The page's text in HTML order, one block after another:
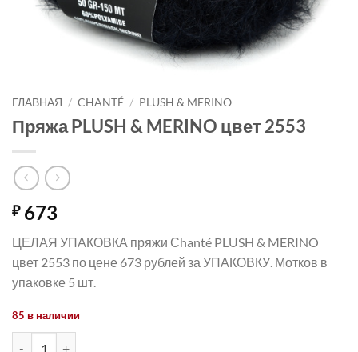
ГЛАВНАЯ / CHANTÉ / PLUSH & MERINO
Пряжа PLUSH & MERINO цвет 2553
₽673
ЦЕЛАЯ УПАКОВКА пряжи Сhanté PLUSH & MERINO
цвет 2553 по цене 673 рублей за УПАКОВКУ. Мотков в
упаковке 5 шт.
85 в наличии